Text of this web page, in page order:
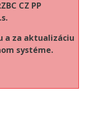
CZ PP
a za aktualizáciu
systéme.